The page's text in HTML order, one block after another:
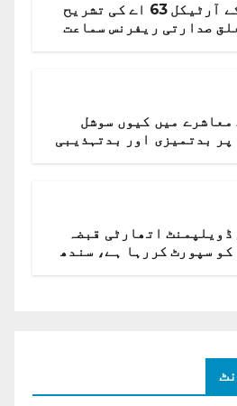
آئین کے آرٹیکل 63 اے کی تشریح
صدارتی ریفرنس سماعت
معاشرے میں کیوں سوشل
پر بدتمیزی اور بدتہذیبی
ڈویلپمنٹ اتھارٹی قبضہ
کو سپورٹ کررہا ہے، سندھ